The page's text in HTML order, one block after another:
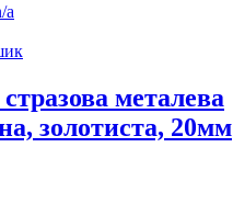
a
металева
золотиста, 20мм